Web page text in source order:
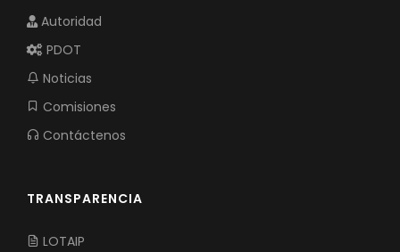
Autoridad
PDOT
Noticias
Comisiones
Contáctenos
TRANSPARENCIA
LOTAIP